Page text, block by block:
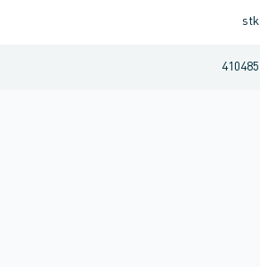
stk
410485